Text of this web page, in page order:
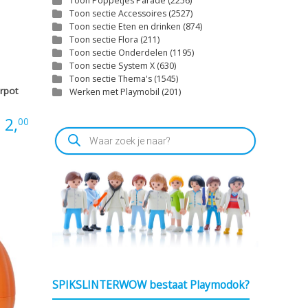
2,00
Toon sectie Accessoires (2527)
Toon sectie Eten en drinken (874)
Toon sectie Flora (211)
Toon sectie Onderdelen (1195)
Toon sectie System X (630)
Toon sectie Thema's (1545)
Werken met Playmobil (201)
Producten
zoeken
SPIKSLINTERWOW bestaat Playmodok?